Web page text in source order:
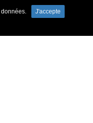
J'accepte